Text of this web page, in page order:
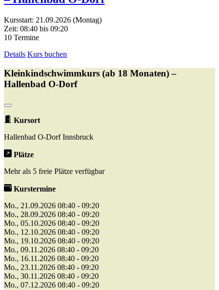
Kursstart: 21.09.2026 (Montag)
Zeit: 08:40 bis 09:20
10 Termine
Details Kurs buchen
Kleinkindschwimmkurs (ab 18 Monaten) –
Hallenbad O-Dorf
Kursort
Hallenbad O-Dorf Innsbruck
Plätze
Mehr als 5 freie Plätze verfügbar
Kurstermine
Mo., 21.09.2026 08:40 - 09:20
Mo., 28.09.2026 08:40 - 09:20
Mo., 05.10.2026 08:40 - 09:20
Mo., 12.10.2026 08:40 - 09:20
Mo., 19.10.2026 08:40 - 09:20
Mo., 09.11.2026 08:40 - 09:20
Mo., 16.11.2026 08:40 - 09:20
Mo., 23.11.2026 08:40 - 09:20
Mo., 30.11.2026 08:40 - 09:20
Mo., 07.12.2026 08:40 - 09:20